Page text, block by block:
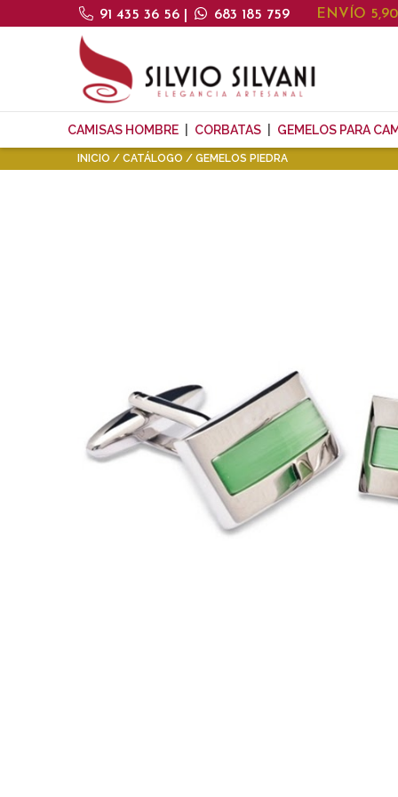
91 435 36 56 683 185 759 ENVÍO
CAMISAS HOMBRE CORBATAS GEMELOS PARA
INICIO CATÁLOGO GEMELOS PIEDRA